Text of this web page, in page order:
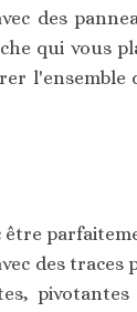
des
qui vous
l'ensemble
être
des traces
pivotantes